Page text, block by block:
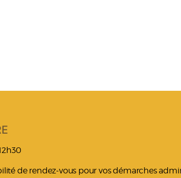
de rendez-vous pour vos démarches